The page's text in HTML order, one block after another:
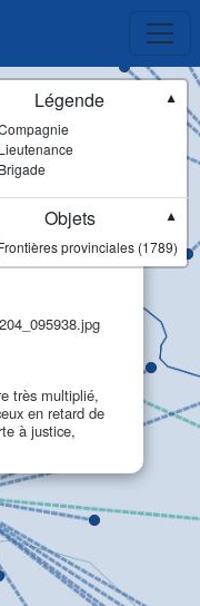
très multiplié,
en retard de
à justice,
×
Légende
▼
Lieutenance
Brigade
Objets
▼
provinciales (1789)